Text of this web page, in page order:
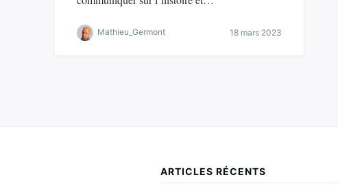
Mathieu_Germont 18 mars 2023
ARTICLES RÉCENTS